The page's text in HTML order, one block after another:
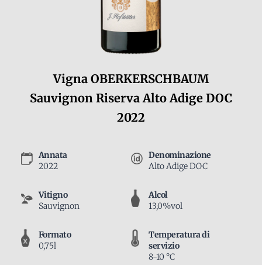
Vigna OBERKERSCHBAUM
Sauvignon Riserva Alto Adige DOC
2022
Annata
2022
Denominazione
Alto Adige DOC
Vitigno
Sauvignon
Alcol
13,0%vol
Formato
0,75l
Temperatura di
servizio
8-10 °C